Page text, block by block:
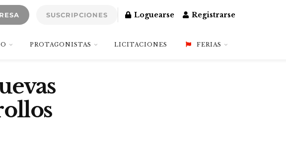
SUSCRIPCIONES Loguearse Registrarse
PROTAGONISTAS LICITACIONES FERIAS